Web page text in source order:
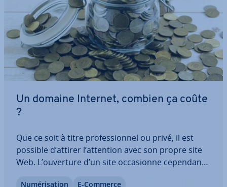
Un domaine Internet, combien ça coûte
?
Que ce soit à titre pro­fes­sion­nel ou privé, il est
possible d’attirer l’attention avec son propre site
Web. L’ouverture d’un site oc­ca­sionne cependant
Nu­mé­ri­sa­tion E-Commerce